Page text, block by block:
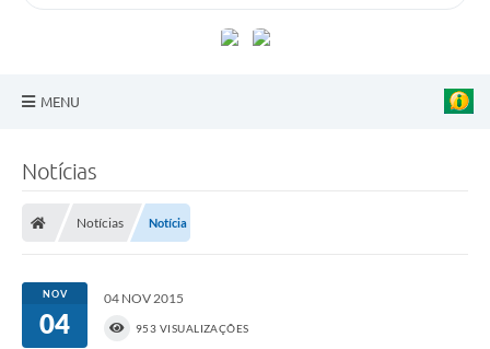
MENU
Transparência Pública
Notícias
Legislação
Notícias
Notícias Notícia
NOV
04
04 NOV 2015
953 VISUALIZAÇÕES